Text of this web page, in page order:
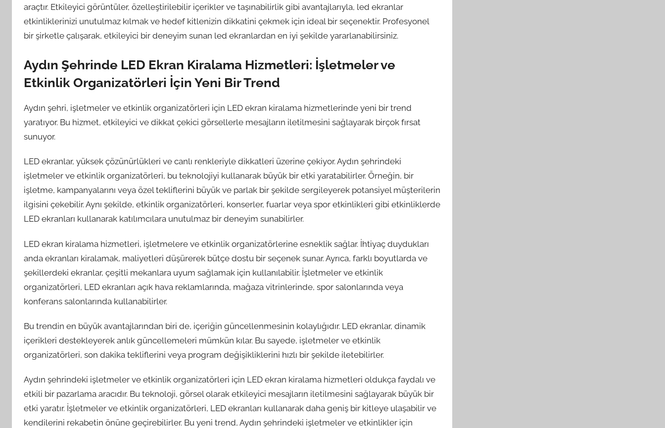
araçtır. Etkileyici görüntüler, özelleştirilebilir içerikler ve taşınabilirlik gibi avantajlarıyla, led ekranlar
etkinliklerinizi unutulmaz kılmak ve hedef kitlenizin dikkatini çekmek için ideal bir seçenektir. Profesyonel
bir şirketle çalışarak, etkileyici bir deneyim sunan led ekranlardan en iyi şekilde yararlanabilirsiniz.
Aydın Şehrinde LED Ekran Kiralama Hizmetleri: İşletmeler ve
Etkinlik Organizatörleri İçin Yeni Bir Trend
Aydın şehri, işletmeler ve etkinlik organizatörleri için LED ekran kiralama hizmetlerinde yeni bir trend
yaratıyor. Bu hizmet, etkileyici ve dikkat çekici görsellerle mesajların iletilmesini sağlayarak birçok fırsat
sunuyor.
LED ekranlar, yüksek çözünürlükleri ve canlı renkleriyle dikkatleri üzerine çekiyor. Aydın şehrindeki
işletmeler ve etkinlik organizatörleri, bu teknolojiyi kullanarak büyük bir etki yaratabilirler. Örneğin, bir
işletme, kampanyalarını veya özel tekliflerini büyük ve parlak bir şekilde sergileyerek potansiyel müşterilerin
ilgisini çekebilir. Aynı şekilde, etkinlik organizatörleri, konserler, fuarlar veya spor etkinlikleri gibi etkinliklerde
LED ekranları kullanarak katılımcılara unutulmaz bir deneyim sunabilirler.
LED ekran kiralama hizmetleri, işletmelere ve etkinlik organizatörlerine esneklik sağlar. İhtiyaç duydukları
anda ekranları kiralamak, maliyetleri düşürerek bütçe dostu bir seçenek sunar. Ayrıca, farklı boyutlarda ve
şekillerdeki ekranlar, çeşitli mekanlara uyum sağlamak için kullanılabilir. İşletmeler ve etkinlik
organizatörleri, LED ekranları açık hava reklamlarında, mağaza vitrinlerinde, spor salonlarında veya
konferans salonlarında kullanabilirler.
Bu trendin en büyük avantajlarından biri de, içeriğin güncellenmesinin kolaylığıdır. LED ekranlar, dinamik
içerikleri destekleyerek anlık güncellemeleri mümkün kılar. Bu sayede, işletmeler ve etkinlik
organizatörleri, son dakika tekliflerini veya program değişikliklerini hızlı bir şekilde iletebilirler.
Aydın şehrindeki işletmeler ve etkinlik organizatörleri için LED ekran kiralama hizmetleri oldukça faydalı ve
etkili bir pazarlama aracıdır. Bu teknoloji, görsel olarak etkileyici mesajların iletilmesini sağlayarak büyük bir
etki yaratır. İşletmeler ve etkinlik organizatörleri, LED ekranları kullanarak daha geniş bir kitleye ulaşabilir ve
kendilerini rekabetin önüne geçirebilirler. Bu yeni trend, Aydın şehrindeki işletmeler ve etkinlikler için